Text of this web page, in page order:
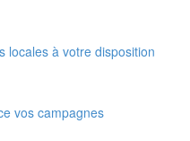
locales à votre disposition
vos campagnes